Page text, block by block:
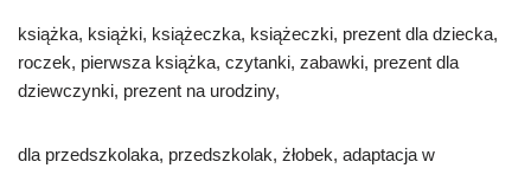
książka, książki, książeczka, książeczki, prezent dla dziecka,
roczek, pierwsza książka, czytanki, zabawki, prezent dla
dziewczynki, prezent na urodziny,
dla przedszkolaka, przedszkolak, żłobek, adaptacja w